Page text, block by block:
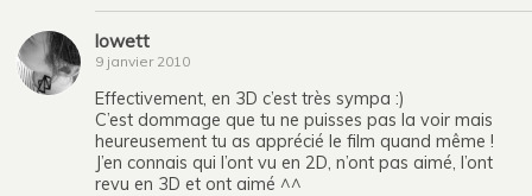
lowett
9 janvier 2010
Effectivement, en 3D c’est très sympa :)
C’est dommage que tu ne puisses pas la voir mais
heureusement tu as apprécié le film quand même !
J’en connais qui l’ont vu en 2D, n’ont pas aimé, l’ont
revu en 3D et ont aimé ^^